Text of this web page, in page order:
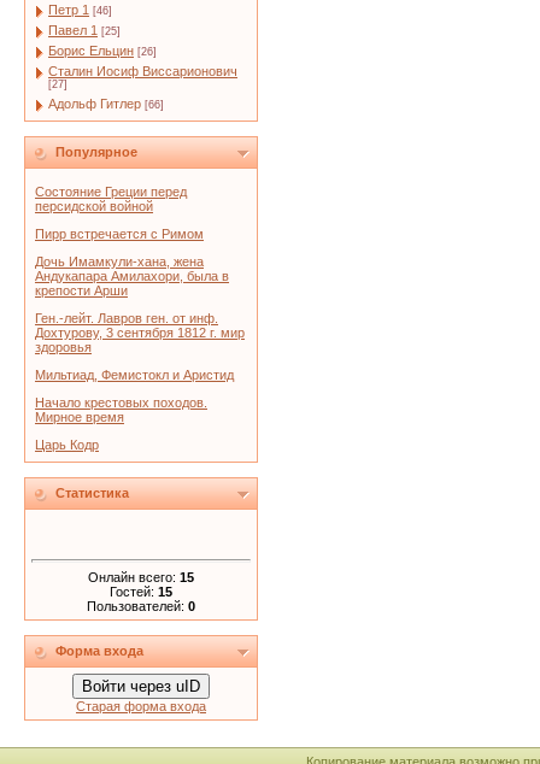
Петр 1 [46]
Павел 1 [25]
Борис Ельцин [26]
Сталин Иосиф Виссарионович
[27]
Адольф Гитлер [66]
Популярное
Состояние Греции перед
персидской войной
Пирр встречается с Римом
Дочь Имамкули-хана, жена
Андукапара Амилахори, была в
крепости Арши
Ген.-лейт. Лавров ген. от инф.
Дохтурову, 3 сентября 1812 г. мир
здоровья
Мильтиад, Фемистокл и Аристид
Начало крестовых походов.
Мирное время
Царь Кодр
Статистика
Онлайн всего: 15
Гостей: 15
Пользователей: 0
Форма входа
Войти через uID
Старая форма входа